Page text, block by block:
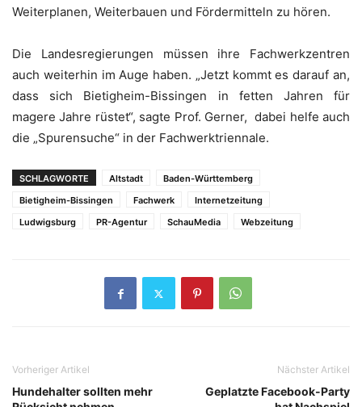
Weiterplanen, Weiterbauen und Fördermitteln zu hören.
Die Landesregierungen müssen ihre Fachwerkzentren
auch weiterhin im Auge haben. „Jetzt kommt es darauf an,
dass sich Bietigheim-Bissingen in fetten Jahren für
magere Jahre rüstet“, sagte Prof. Gerner, dabei helfe auch
die „Spurensuche“ in der Fachwerktriennale.
SCHLAGWORTE Altstadt
Baden-Württemberg
Bietigheim-Bissingen
Fachwerk
Internetzeitung
Ludwigsburg
PR-Agentur SchauMedia Webzeitung
Vorheriger Artikel
Hundehalter sollten mehr
Nächster Artikel
Geplatzte Facebook-Party